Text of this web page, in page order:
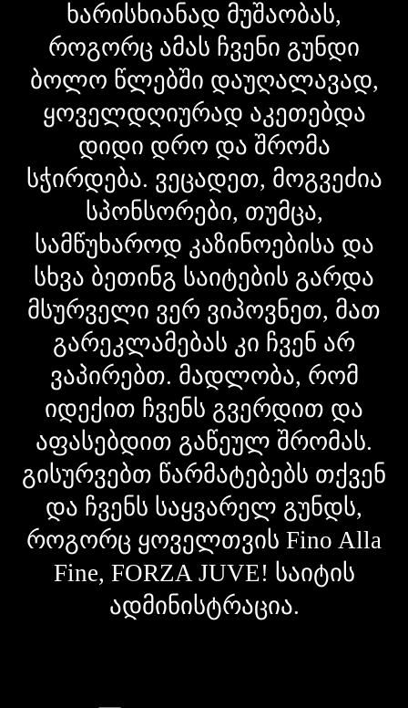
ხარისხიანად მუშაობას,
როგორც ამას ჩვენი გუნდი
ბოლო წლებში დაუღალავად,
ყოველდღიურად აკეთებდა
დიდი დრო და შრომა
სჭირდება. ვეცადეთ, მოგვეძია
სპონსორები, თუმცა,
სამწუხაროდ კაზინოებისა და
სხვა ბეთინგ საიტების გარდა
მსურველი ვერ ვიპოვნეთ, მათ
გარეკლამებას კი ჩვენ არ
ვაპირებთ. მადლობა, რომ
იდექით ჩვენს გვერდით და
აფასებდით გაწეულ შრომას.
გისურვებთ წარმატებებს თქვენ
და ჩვენს საყვარელ გუნდს,
როგორც ყოველთვის Fino Alla
Fine, FORZA JUVE! საიტის
ადმინისტრაცია.